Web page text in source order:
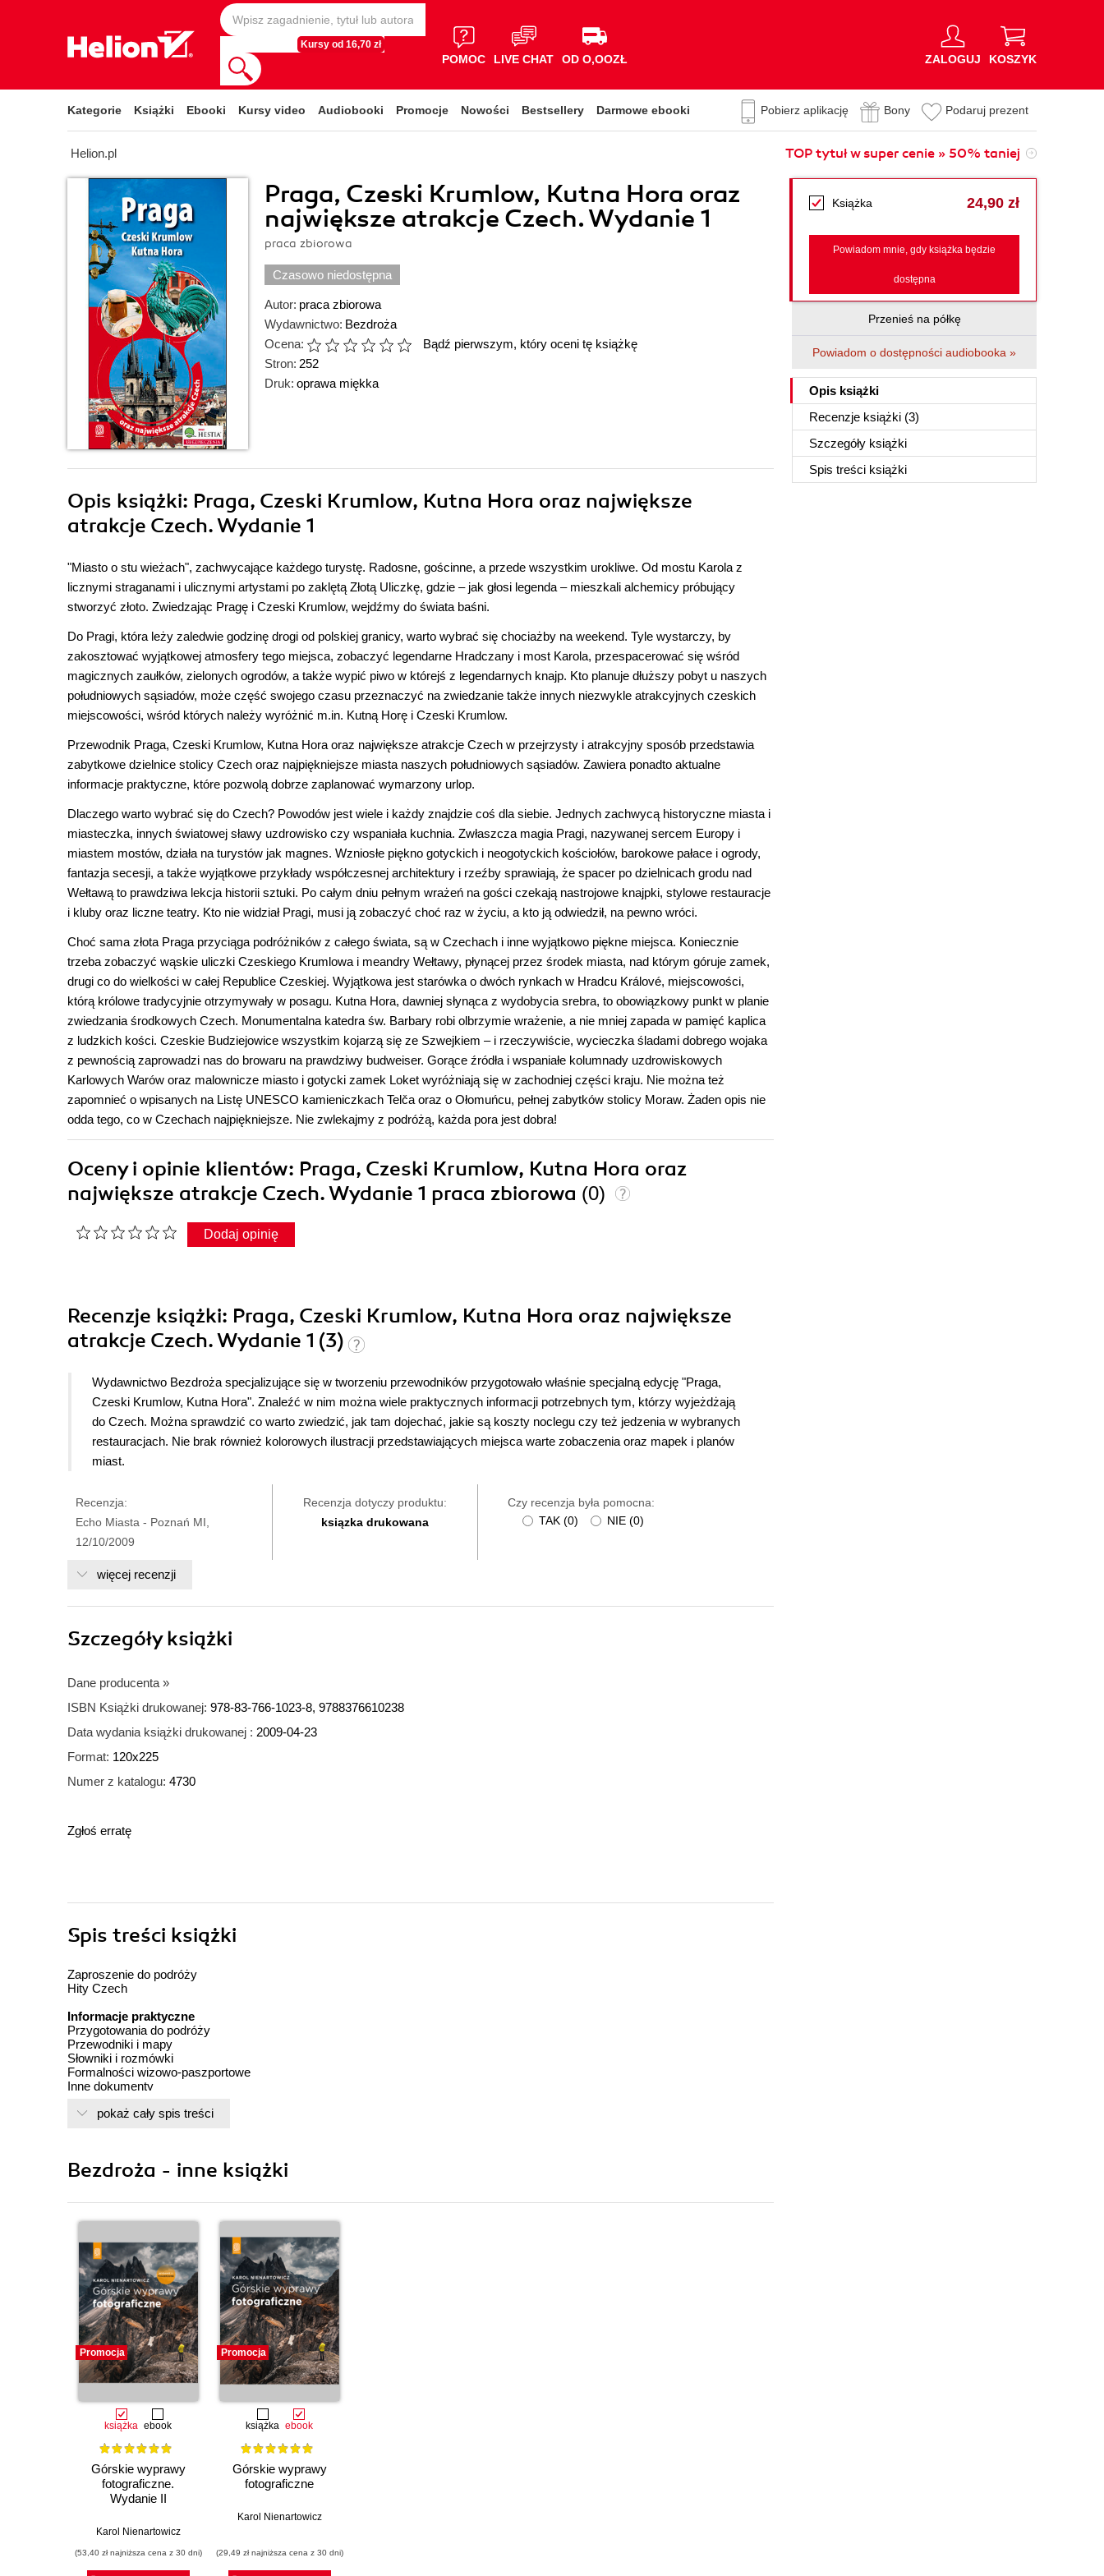
Kursy od 16,70 zł
POMOC LIVE CHAT OD O,OOZŁ ZALOGUJ KOSZYK
Kategorie Książki Ebooki Kursy video Audiobooki Promocje Nowości Bestsellery Darmowe ebooki Pobierz aplikację Bony Podaruj prezent
Helion.pl TOP tytuł w super cenie » 50% taniej
Praga, Czeski Krumlow, Kutna Hora oraz
największe atrakcje Czech. Wydanie 1
praca zbiorowa
Czasowo niedostępna
Autor: praca zbiorowa
Wydawnictwo: Bezdroża
Ocena:
Bądź pierwszym, który oceni tę książkę
Stron: 252
Druk: oprawa miękka
Książka 24,90 zł
Powiadom mnie, gdy książka będzie
dostępna
Przenieś na półkę
Powiadom o dostępności audiobooka »
Opis książki
Recenzje książki (3)
Szczegóły książki
Spis treści książki
Opis książki: Praga, Czeski Krumlow, Kutna Hora oraz największe
atrakcje Czech. Wydanie 1
"Miasto o stu wieżach", zachwycające każdego turystę. Radosne, gościnne, a przede wszystkim urokliwe. Od mostu Karola z
licznymi straganami i ulicznymi artystami po zaklętą Złotą Uliczkę, gdzie – jak głosi legenda – mieszkali alchemicy próbujący
stworzyć złoto. Zwiedzając Pragę i Czeski Krumlow, wejdźmy do świata baśni.
Do Pragi, która leży zaledwie godzinę drogi od polskiej granicy, warto wybrać się chociażby na weekend. Tyle wystarczy, by
zakosztować wyjątkowej atmosfery tego miejsca, zobaczyć legendarne Hradczany i most Karola, przespacerować się wśród
magicznych zaułków, zielonych ogrodów, a także wypić piwo w którejś z legendarnych knajp. Kto planuje dłuższy pobyt u naszych
południowych sąsiadów, może część swojego czasu przeznaczyć na zwiedzanie także innych niezwykle atrakcyjnych czeskich
miejscowości, wśród których należy wyróżnić m.in. Kutną Horę i Czeski Krumlow.
Przewodnik Praga, Czeski Krumlow, Kutna Hora oraz największe atrakcje Czech w przejrzysty i atrakcyjny sposób przedstawia
zabytkowe dzielnice stolicy Czech oraz najpiękniejsze miasta naszych południowych sąsiadów. Zawiera ponadto aktualne
informacje praktyczne, które pozwolą dobrze zaplanować wymarzony urlop.
Dlaczego warto wybrać się do Czech? Powodów jest wiele i każdy znajdzie coś dla siebie. Jednych zachwycą historyczne miasta i
miasteczka, innych światowej sławy uzdrowisko czy wspaniała kuchnia. Zwłaszcza magia Pragi, nazywanej sercem Europy i
miastem mostów, działa na turystów jak magnes. Wzniosłe piękno gotyckich i neogotyckich kościołów, barokowe pałace i ogrody,
fantazja secesji, a także wyjątkowe przykłady współczesnej architektury i rzeźby sprawiają, że spacer po dzielnicach grodu nad
Wełtawą to prawdziwa lekcja historii sztuki. Po całym dniu pełnym wrażeń na gości czekają nastrojowe knajpki, stylowe restauracje
i kluby oraz liczne teatry. Kto nie widział Pragi, musi ją zobaczyć choć raz w życiu, a kto ją odwiedził, na pewno wróci.
Choć sama złota Praga przyciąga podróżników z całego świata, są w Czechach i inne wyjątkowo piękne miejsca. Koniecznie
trzeba zobaczyć wąskie uliczki Czeskiego Krumlowa i meandry Wełtawy, płynącej przez środek miasta, nad którym góruje zamek,
drugi co do wielkości w całej Republice Czeskiej. Wyjątkowa jest starówka o dwóch rynkach w Hradcu Králové, miejscowości,
którą królowe tradycyjnie otrzymywały w posagu. Kutna Hora, dawniej słynąca z wydobycia srebra, to obowiązkowy punkt w planie
zwiedzania środkowych Czech. Monumentalna katedra św. Barbary robi olbrzymie wrażenie, a nie mniej zapada w pamięć kaplica
z ludzkich kości. Czeskie Budziejowice wszystkim kojarzą się ze Szwejkiem – i rzeczywiście, wycieczka śladami dobrego wojaka
z pewnością zaprowadzi nas do browaru na prawdziwy budweiser. Gorące źródła i wspaniałe kolumnady uzdrowiskowych
Karlowych Warów oraz malownicze miasto i gotycki zamek Loket wyróżniają się w zachodniej części kraju. Nie można też
zapomnieć o wpisanych na Listę UNESCO kamieniczkach Telča oraz o Ołomuńcu, pełnej zabytków stolicy Moraw. Żaden opis nie
odda tego, co w Czechach najpiękniejsze. Nie zwlekajmy z podróżą, każda pora jest dobra!
Oceny i opinie klientów: Praga, Czeski Krumlow, Kutna Hora oraz
największe atrakcje Czech. Wydanie 1 praca zbiorowa (0)
Dodaj opinię
Recenzje książki: Praga, Czeski Krumlow, Kutna Hora oraz największe
atrakcje Czech. Wydanie 1 (3)
Wydawnictwo Bezdroża specjalizujące się w tworzeniu przewodników przygotowało właśnie specjalną edycję "Praga,
Czeski Krumlow, Kutna Hora". Znaleźć w nim można wiele praktycznych informacji potrzebnych tym, którzy wyjeżdżają
do Czech. Można sprawdzić co warto zwiedzić, jak tam dojechać, jakie są koszty noclegu czy też jedzenia w wybranych
restauracjach. Nie brak również kolorowych ilustracji przedstawiających miejsca warte zobaczenia oraz mapek i planów
miast.
Recenzja:
Echo Miasta - Poznań MI,
12/10/2009
Recenzja dotyczy produktu:
ksiązka drukowana
Czy recenzja była pomocna:
TAK (0) NIE (0)
więcej recenzji
Szczegółyksiążki
Dane producenta »
ISBN Książki drukowanej: 978-83-766-1023-8, 9788376610238
Data wydania książki drukowanej : 2009-04-23
Format: 120x225
Numer z katalogu: 4730
Zgłoś erratę
Spis treści książki
Zaproszenie do podróży
Hity Czech
Informacje praktyczne
Przygotowania do podróży
Przewodniki i mapy
Słowniki i rozmówki
Formalności wizowo-paszportowe
Inne dokumenty
Zabezpieczenia medyczne
Podróż samochodem
Telefon
Poczta
Internet
Podróżowanie wewnątrz kraju
Autobusy
Kolej
Samochód
Alternatywne środki transportu
Informacja turystyczna
Opieka medyczna i pomoc w nagłych wypadkach
Noclegi
Gastronomia
Winiarnie
Piwiarnie
Co przywieźć z Czech
Lokalne przysmaki
Pamiątki
Informacje od A do Z
Informacje historyczno-krajoznawcze
Charakterystyka geograficzno-przyrodnicza
Ukształtowanie powierzchni
Hydrografia
Flora
pokaż cały spis treści
Bezdroża - inne książki
Promocja
książka ebook
Górskie wyprawy
fotograficzne.
Wydanie II
Karol Nienartowicz
(53,40 zł najniższa cena z 30 dni)
Promocja
książka ebook
Górskie wyprawy
fotograficzne
Karol Nienartowicz
(29,49 zł najniższa cena z 30 dni)